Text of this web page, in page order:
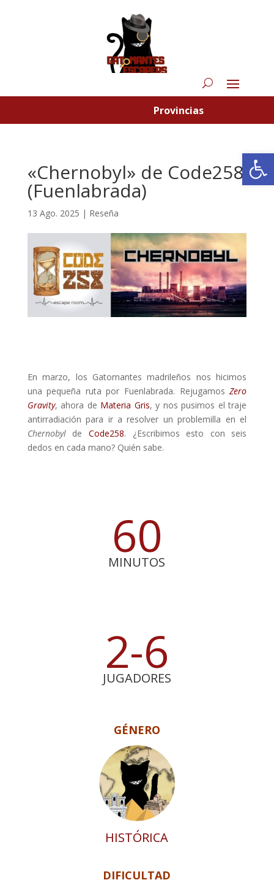
Provincias
«Chernobyl» de Code258
(Fuenlabrada)
13 Ago. 2025 | Reseña
En marzo, los Gatomantes madrileños nos hicimos
una pequeña ruta por Fuenlabrada. RejugamosZero
Gravity, ahora de Materia Gris, y nos pusimos el traje
antirradiación para ir a resolver un problemilla en el
Chernobylde Code258. ¿Escribimos esto con seis
dedos en cada mano? Quién sabe.
60
MINUTOS
2-6
JUGADORES
GÉNERO
HISTÓRICA
DIFICULTAD